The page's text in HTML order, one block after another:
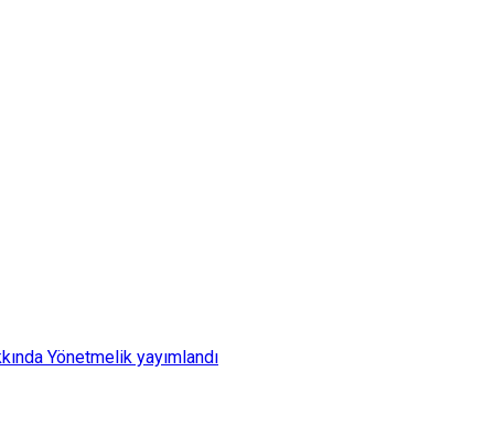
Yönetmelik yayımlandı